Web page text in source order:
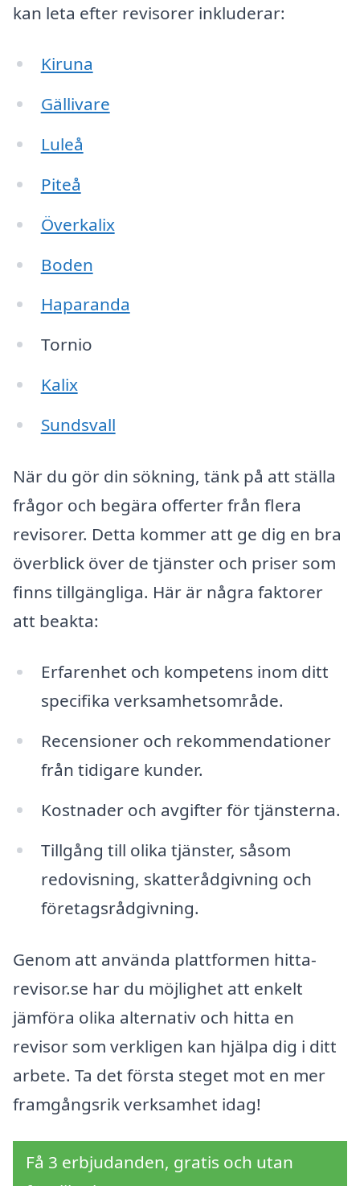
kan leta efter revisorer inkluderar:
Kiruna
Gällivare
Luleå
Piteå
Överkalix
Boden
Haparanda
Tornio
Kalix
Sundsvall
När du gör din sökning, tänk på att ställa
frågor och begära offerter från flera
revisorer. Detta kommer att ge dig en bra
överblick över de tjänster och priser som
finns tillgängliga. Här är några faktorer
att beakta:
Erfarenhet och kompetens inom ditt
specifika verksamhetsområde.
Recensioner och rekommendationer
från tidigare kunder.
Kostnader och avgifter för tjänsterna.
Tillgång till olika tjänster, såsom
redovisning, skatterådgivning och
företagsrådgivning.
Genom att använda plattformen hitta-
revisor.se har du möjlighet att enkelt
jämföra olika alternativ och hitta en
revisor som verkligen kan hjälpa dig i ditt
arbete. Ta det första steget mot en mer
framgångsrik verksamhet idag!
Få 3 erbjudanden, gratis och utan